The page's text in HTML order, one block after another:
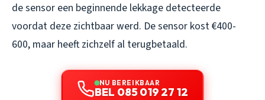
de sensor een beginnende lekkage detecteerde
voordat deze zichtbaar werd. De sensor kost €400-
600, maar heeft zichzelf al terugbetaald.
NU BEREIKBAAR
BEL 085 019 27 12